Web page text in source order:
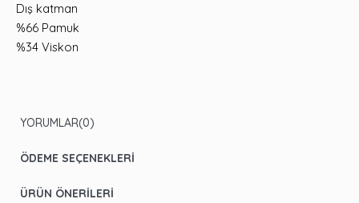
Dış katman
%66 Pamuk
%34 Viskon
YORUMLAR(0)
ÖDEME SEÇENEKLERI
ÜRÜN ÖNERILERI